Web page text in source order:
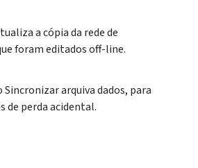
a cópia da rede de
foram editados off-line.
Sincronizar arquiva dados, para
de perda acidental.